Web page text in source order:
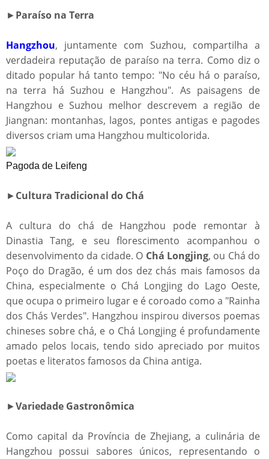
►Paraíso na Terra
Hangzhou, juntamente com Suzhou, compartilha a
verdadeira reputação de paraíso na terra. Como diz o
ditado popular há tanto tempo: "No céu há o paraíso,
na terra há Suzhou e Hangzhou". As paisagens de
Hangzhou e Suzhou melhor descrevem a região de
Jiangnan: montanhas, lagos, pontes antigas e pagodes
diversos criam uma Hangzhou multicolorida.
Pagoda de Leifeng
►Cultura Tradicional do Chá
A cultura do chá de Hangzhou pode remontar à
Dinastia Tang, e seu florescimento acompanhou o
desenvolvimento da cidade. O Chá Longjing, ou Chá do
Poço do Dragão, é um dos dez chás mais famosos da
China, especialmente o Chá Longjing do Lago Oeste,
que ocupa o primeiro lugar e é coroado como a "Rainha
dos Chás Verdes". Hangzhou inspirou diversos poemas
chineses sobre chá, e o Chá Longjing é profundamente
amado pelos locais, tendo sido apreciado por muitos
poetas e literatos famosos da China antiga.
►Variedade Gastronômica
Como capital da Província de Zhejiang, a culinária de
Hangzhou possui sabores únicos, representando o